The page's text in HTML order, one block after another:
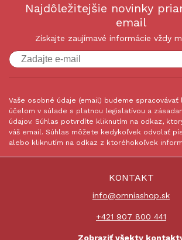
Najdôležitejšie novinky
email
Získajte zaujímavé informácie vždy
Vaše osobné údaje (email) budeme spracovávať
účelom v súlade s platnou legislatívou a
údajov. Súhlas potvrdíte kliknutím na odkaz,
váš email. Súhlas môžete kedykoľvek odvolať
alebo kliknutím na odkaz z ktoréhokoľvek
KONTAKT
info@omniashop.sk
+421 907 800 441
Zobraziť všekty